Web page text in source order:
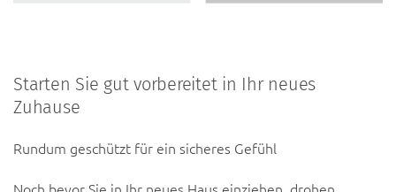
Starten Sie gut vorbereitet in Ihr neues
Zuhause
Rundum geschützt für ein sicheres Gefühl